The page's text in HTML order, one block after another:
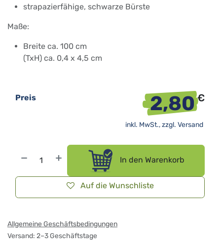
strapazierfähige, schwarze Bürste
Maße:
Breite ca. 100 cm
(TxH) ca. 0,4 x 4,5 cm
In den Warenkorb
Auf die Wunschliste
Preis 2,80€
inkl. MwSt., zzgl. Versand
Allgemeine Geschäftsbedingungen
Versand: 2–3 Geschäftstage